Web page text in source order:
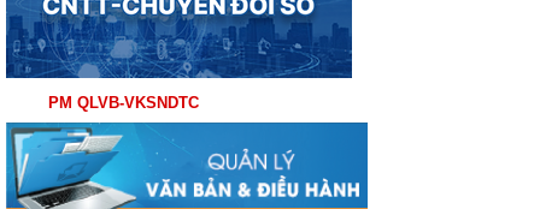
PM QLVB-VKSNDTC